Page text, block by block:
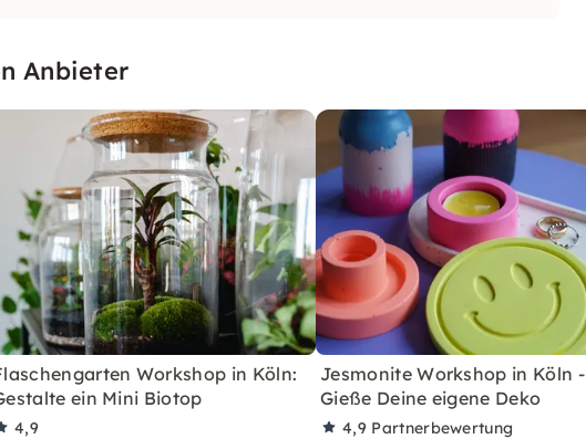
Anbieter
Workshop in Köln:
ein Mini Biotop
4,9
Jesmonite Workshop in Köln -
Gieße Deine eigene Deko
4,9 Partnerbewertung